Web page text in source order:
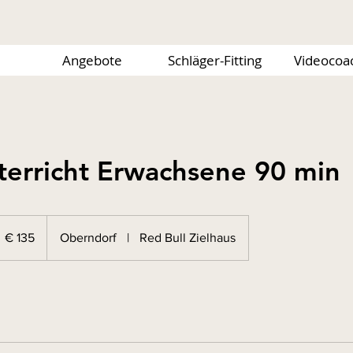
Angebote Schläger-Fitting
Erwachsene 90 min
€ 135 Oberndorf | Red Bull Zielhaus